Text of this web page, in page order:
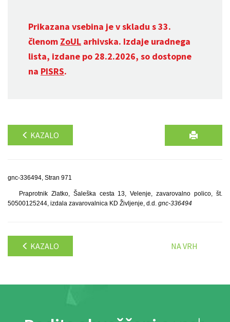
Prikazana vsebina je v skladu s 33.
členom ZoUL arhivska. Izdaje uradnega
lista, izdane po 28.2.2026, so dostopne
na PISRS.
KAZALO
gnc-336494, Stran 971
Praprotnik Zlatko, Šaleška cesta 13, Velenje, zavarovalno polico, št.
50500125244, izdala zavarovalnica KD Življenje, d.d. gnc-336494
KAZALO NA VRH